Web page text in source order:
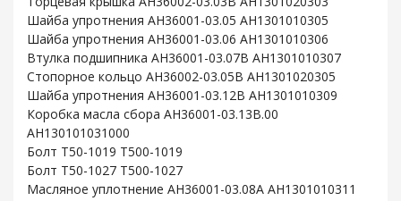
Шайба упротнения AH36001-03.05 AH1301010305
Шайба упротнения AH36001-03.06 AH1301010306
Втулка подшипника AH36001-03.07B AH1301010307
Стопорное кольцо AH36002-03.05B AH1301020305
Шайба упротнения AH36001-03.12B AH1301010309
Коробка масла сбора AH36001-03.13B.00
AH130101031000
Болт T50-1019 T500-1019
Болт T50-1027 T500-1027
Масляное уплотнение AH36001-03.08A AH1301010311